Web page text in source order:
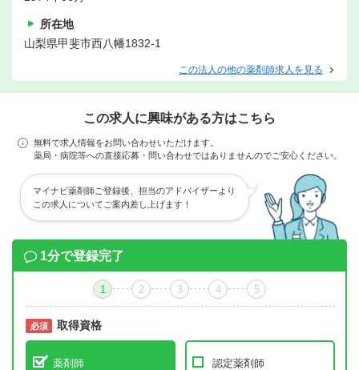
所在地
山梨県甲斐市西八幡1832-1
この法人の他の薬剤師求人を見る
この求人に興味がある方はこちら
無料で求人情報をお問い合わせいただけます。
薬局・病院等への直接応募・問い合わせではありませんのでご安心ください。
マイナビ薬剤師ご登録後、担当のアドバイザーより
この求人についてご案内差し上げます！
1分で登録完了
1 2 3 4 5
必須 取得資格
薬剤師 認定薬剤師